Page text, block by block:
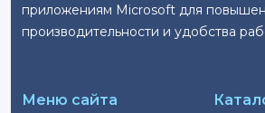
приложениям Microsoft для
производительности и удобства
Меню сайта